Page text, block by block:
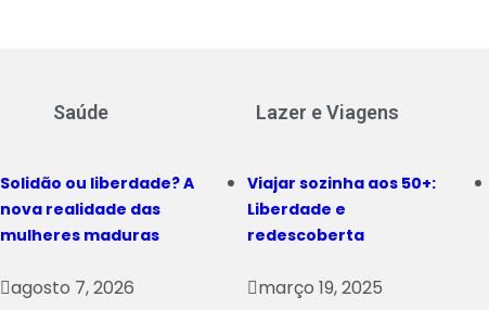
Saúde
Solidão ou liberdade? A
nova realidade das
mulheres maduras
agosto 7, 2026
Lazer e Viagens
Viajar sozinha aos 50+:
Liberdade e
redescoberta
março 19, 2025